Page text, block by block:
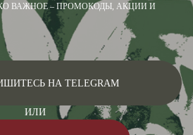
ВАЖНОЕ – ПРОМОКОДЫ, АКЦИИ И
НА TELEGRAM
ИЛИ